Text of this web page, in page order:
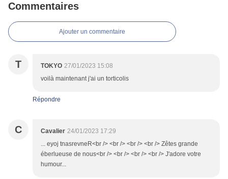
Commentaires
Ajouter un commentaire
T TOKYO 27/01/2023 15:08
voilà maintenant j'ai un torticolis
Répondre
C Cavalier 24/01/2023 17:29
... eyoj tnasrevneR<br /> <br /> <br /> <br /> Zêtes grande
éberlueuse de nous<br /> <br /> <br /> <br /> J'adore votre
humour...